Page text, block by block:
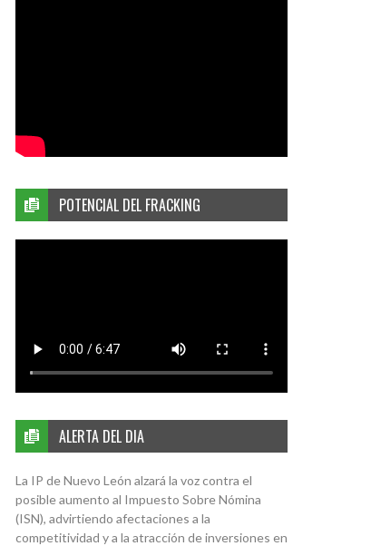
POTENCIAL DEL FRACKING
ALERTA DEL DIA
La IP de Nuevo León alzará la voz contra el
posible aumento al Impuesto Sobre Nómina
(ISN), advirtiendo afectaciones a la
competitividad y a la atracción de inversiones en